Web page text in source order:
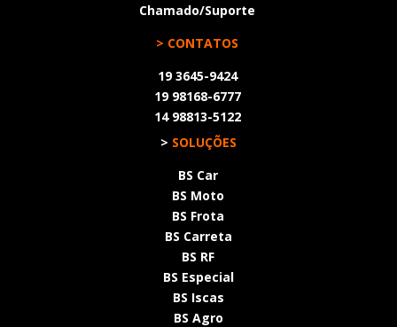
Chamado/Suporte
> CONTATOS
19 3645-9424
19 98168-6777
14 98813-5122
> SOLUÇÕES
BS Car
BS Moto
BS Frota
BS Carreta
BS RF
BS Especial
BS Iscas
BS Agro